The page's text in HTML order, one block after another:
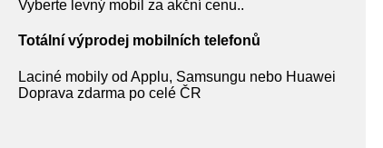
Vyberte levný mobil za akční cenu..
Totální výprodej mobilních telefonů
Laciné mobily od Applu, Samsungu nebo Huawei
Doprava zdarma po celé ČR